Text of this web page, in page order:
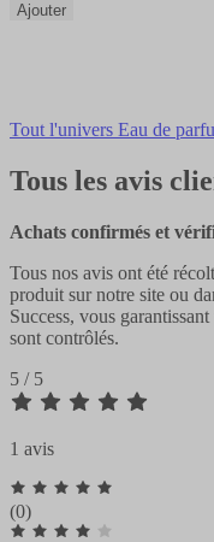
Ajouter
Tout l'univers Eau de
Tous les avis
Achats confirmés et
Tous nos avis ont été
produit sur notre site ou
Success, vous
sont contrôlés.
5 / 5
1 avis
(0)